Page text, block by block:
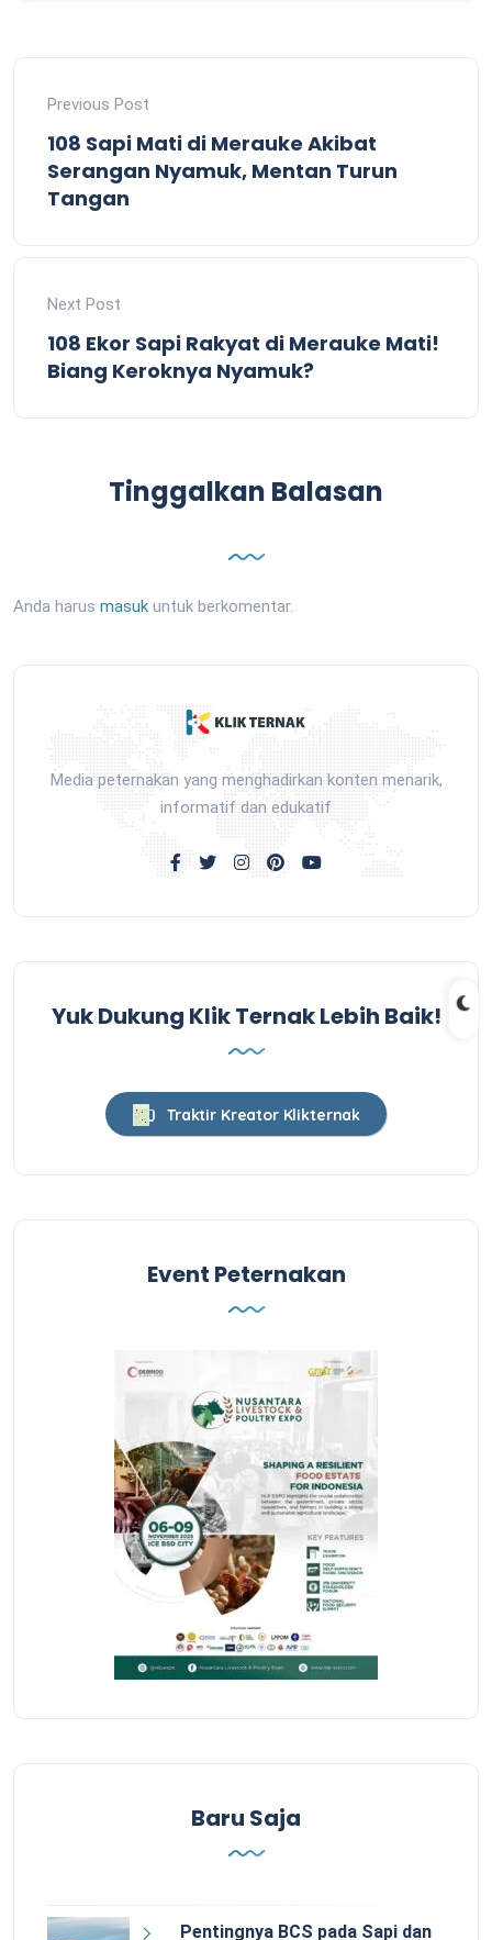
Previous Post
108 Sapi Mati di Merauke Akibat
Serangan Nyamuk, Mentan Turun
Tangan
Next Post
108 Ekor Sapi Rakyat di Merauke Mati!
Biang Keroknya Nyamuk?
Tinggalkan Balasan
Anda harus masuk untuk berkomentar.
Media peternakan yang menghadirkan konten menarik,
informatif dan edukatif
Yuk Dukung Klik Ternak Lebih Baik!
Traktir Kreator Klikternak
Event Peternakan
Baru Saja
Pentingnya BCS pada Sapi dan